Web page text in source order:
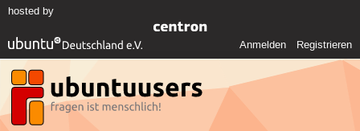
hosted by
Anmelden Registrieren